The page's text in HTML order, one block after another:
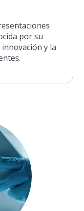
por su
y la